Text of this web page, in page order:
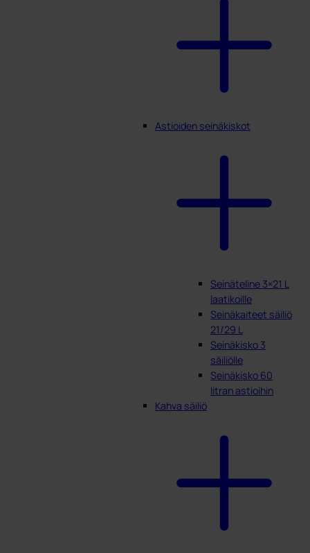
Astioiden seinäkiskot
Seinäteline 3×21 L
laatikoille
Seinäkaiteet säiliö
21/29 L
Seinäkisko 3
säiliölle
Seinäkisko 60
litran astioihin
Kahva säiliö